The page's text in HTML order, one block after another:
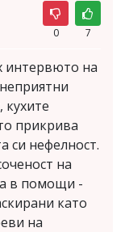
0 7
интервюто на
кухите
прикрива
си нефелност.
на
в помощи -
като
на